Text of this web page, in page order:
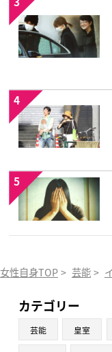
4
5
女性自身TOP > 芸能 >
カテゴリー
芸能 皇室